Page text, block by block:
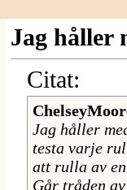
Jag håller
Citat:
Jag håller
testa varje
att rulla av
Går tråden